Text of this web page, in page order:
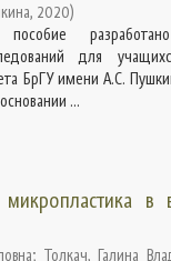
, 2020)
пособие
для
БрГУ имени А.С.
...
в
; Толкач, Галина